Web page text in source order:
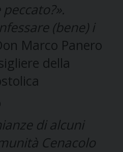
peccato?».
(bene) i
Marco Panero
della
di alcuni
Cenacolo